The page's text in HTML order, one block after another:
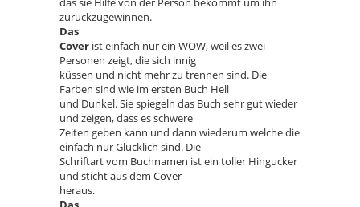
zurückzugewinnen.
Das
Cover ist einfach nur ein WOW, weil es zwei
Personen zeigt, die sich innig
küssen und nicht mehr zu trennen sind. Die
Farben sind wie im ersten Buch Hell
und Dunkel. Sie spiegeln das Buch sehr gut wieder
und zeigen, dass es schwere
Zeiten geben kann und dann wiederum welche die
einfach nur Glücklich sind. Die
Schriftart vom Buchnamen ist ein toller Hingucker
und sticht aus dem Cover
heraus.